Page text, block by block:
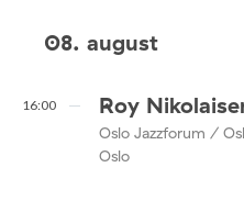
08. august
16:00 Roy
Oslo Jazzforum /
Oslo